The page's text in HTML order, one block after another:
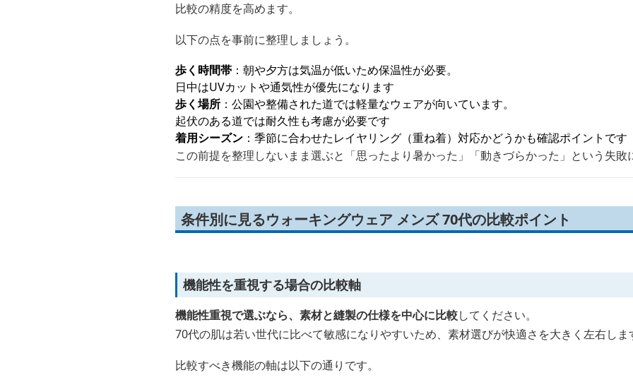
比較の精度を高めます。
以下の点を事前に整理しましょう。
歩く時間帯 ：朝や夕方は気温が低いため保温性が必要。
日中はUVカットや通気性が優先になります
歩く場所 ：公園や整備された道では軽量なウェアが向いています。
起伏のある道では耐久性も考慮が必要です
着用シーズン ：季節に合わせたレイヤリング（重ね着）対応かどうかも確認ポイントです
この前提を整理しないまま選ぶと「思ったより暑かった」「動きづらかった」という失敗
条件別に見るウォーキングウェア メンズ 70代の比較ポイント
機能性を重視する場合の比較軸
機能性重視で選ぶなら、素材と縫製の仕様を中心に比較してください。
70代の肌は若い世代に比べて敏感になりやすいため、素材選びが快適さを大きく左右しま
比較すべき機能の軸は以下の通りです。